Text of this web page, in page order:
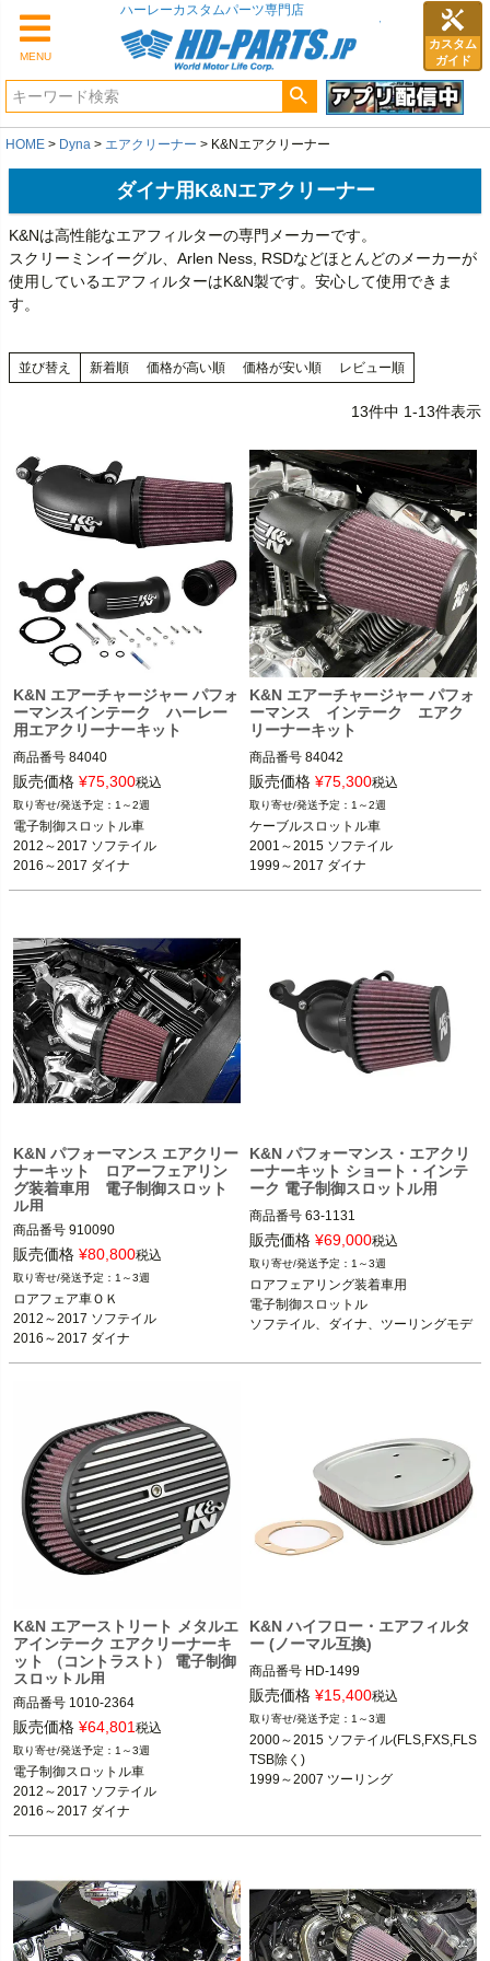
MENU
カスタム
ガイド
HOME Dyna エアクリーナー K&Nエアクリーナー
ダイナ用K&Nエアクリーナー
K&Nは高性能なエアフィルターの専門メーカーです。
スクリーミンイーグル、Arlen Ness, RSDなどほとんどのメーカーが
使用しているエアフィルターはK&N製です。安心して使用できま
す。
並び替え 新着順 価格が高い順 価格が安い順 レビュー順
13件中 1-13件表示
K&N エアーチャージャー パフォ
ーマンスインテーク ハーレー
用エアクリーナーキット
商品番号 84040
2MID:84040
9NE:017859
電子制御スロットルの下記車種
2012～2017 ソフテイル
2016～2017 ダイナ
2008～2016 ツーリング FLHX、FLH
K&N
販売価格 ¥75,300税込
1～2週
電子制御スロットル車
2012～2017 ソフテイル
2016～2017 ダイナ
K&N エアーチャージャー パフォ
ーマンス インテーク エアク
リーナーキット
商品番号 84042
2MID:84042
9NE:017855
ケーブルスロットル車の下記車種
2001～2015 ソフテイル
1999～2017 ダイナ
K&N
販売価格 ¥75,300税込
1～2週
ケーブルスロットル車
2001～2015 ソフテイル
1999～2017 ダイナ
K&N パフォーマンス エアクリー
ナーキット ロアーフェアリン
グ装着車用 電子制御スロット
ル用
商品番号 910090
電子制御スロットル車の下記車種
2012～2017 ソフテイル
2016～2017 ダイナ
2008～2016 ツーリング FLHX、FLH
T、FLTR、FLHR
販売価格 ¥80,800税込
1～3週
ロアフェア車ＯＫ
2012～2017 ソフテイル
2016～2017 ダイナ
K&N パフォーマンス・エアクリ
ーナーキット ショート・インテ
ーク 電子制御スロットル用
商品番号 63-1131
電子制御スロットル車の下記車種
2012～2017 ソフテイル
2016～2017 ダイナ
2008～2016 ツーリング
販売価格 ¥69,000税込
1～3週
ロアフェアリング装着車用
電子制御スロットル
ソフテイル、ダイナ、ツーリングモデ
K&N エアーストリート メタルエ
アインテーク エアクリーナーキ
ット （コントラスト） 電子制御
スロットル用
商品番号 1010-2364
M番： RK-3952
電子制御スロットルの下記車種
2012～2017 ソフテイル
2016～2017 ダイナ
2008～2016 ツーリング FLHX、FLH
K&N
販売価格 ¥64,801税込
1～3週
電子制御スロットル車
2012～2017 ソフテイル
2016～2017 ダイナ
K&N ハイフロー・エアフィルタ
ー (ノーマル互換)
商品番号 HD-1499
5MS：909597
2HD：721499
2MID：84583
1999～2007 ツーリング
1999～2007 ダイナ
K&N
販売価格 ¥15,400税込
1～3週
2000～2015 ソフテイル(FLS,FXS,FLS
TSB除く)
1999～2007 ツーリング